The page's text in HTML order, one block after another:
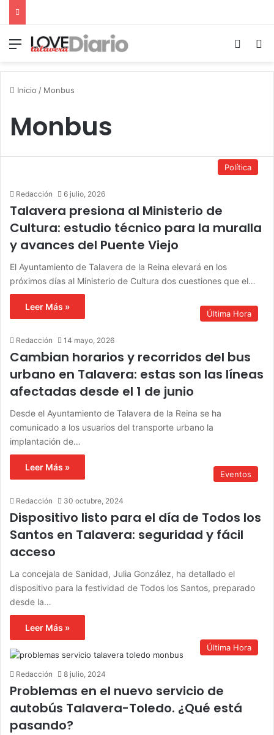
Menú
Inicio / Monbus
Monbus
Política
Redacción 6 julio, 2026
Talavera presiona al Ministerio de
Cultura: estudio técnico para la muralla
y avances del Puente Viejo
El Ayuntamiento de Talavera de la Reina elevará en los
próximos días al Ministerio de Cultura dos cuestiones que el…
Leer Más »
Última Hora
Redacción 14 mayo, 2026
Cambian horarios y recorridos del bus
urbano en Talavera: estas son las líneas
afectadas desde el 1 de junio
Desde el Ayuntamiento de Talavera de la Reina se ha
comunicado a los usuarios del transporte urbano la
implantación de…
Leer Más »
Eventos
Redacción 30 octubre, 2024
Dispositivo listo para el día de Todos los
Santos en Talavera: seguridad y fácil
acceso
La concejala de Sanidad, Julia González, ha detallado el
dispositivo para la festividad de Todos los Santos, preparado
desde la…
Leer Más »
Última Hora
Redacción 8 julio, 2024
Problemas en el nuevo servicio de
autobús Talavera-Toledo. ¿Qué está
pasando?